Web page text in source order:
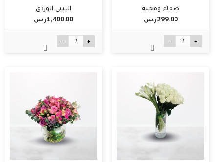
صفاء ومحبة
299.00ر.س‏
- +
البيبي الوردي
1,400.00ر.س‏
- +